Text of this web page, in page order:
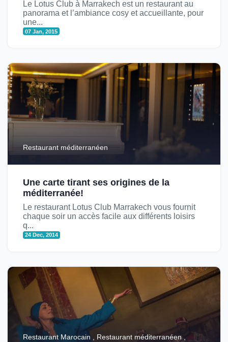
Le Lotus Club à Marrakech est un restaurant au
panorama et l’ambiance cosy et accueillante, pour
une...
07 Jan, 2015
Restaurant méditerranéen
Une carte tirant ses origines de la
méditerranée!
Le restaurant Lotus Club Marrakech vous fournit
chaque soir un accès facile aux différents loisirs
q...
24 Dec, 2014
Restaurant Marocain , Restaurant méditerranéen ,